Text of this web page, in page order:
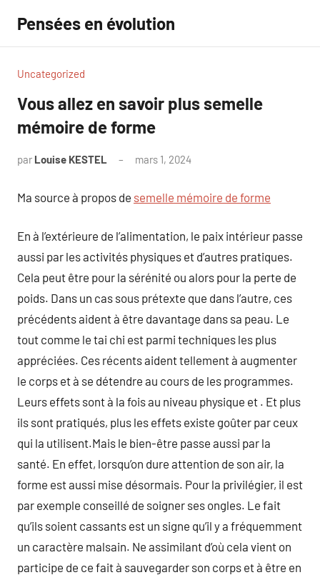
contenu
Pensées en évolution
Uncategorized
Vous allez en savoir plus semelle
mémoire de forme
par Louise KESTEL mars 1, 2024
Ma source à propos de semelle mémoire de forme
En à l’extérieure de l’alimentation, le paix intérieur passe
aussi par les activités physiques et d’autres pratiques.
Cela peut être pour la sérénité ou alors pour la perte de
poids. Dans un cas sous prétexte que dans l’autre, ces
précédents aident à être davantage dans sa peau. Le
tout comme le tai chi est parmi techniques les plus
appréciées. Ces récents aident tellement à augmenter
le corps et à se détendre au cours de les programmes.
Leurs effets sont à la fois au niveau physique et . Et plus
ils sont pratiqués, plus les effets existe goûter par ceux
qui la utilisent.Mais le bien-être passe aussi par la
santé. En effet, lorsqu’on dure attention de son air, la
forme est aussi mise désormais. Pour la privilégier, il est
par exemple conseillé de soigner ses ongles. Le fait
qu’ils soient cassants est un signe qu’il y a fréquemment
un caractère malsain. Ne assimilant d’où cela vient on
participe de ce fait à sauvegarder son corps et à être en